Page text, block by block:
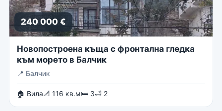
240 000 €
Новопостроена къща с фронтална гледка
към морето в Балчик
📍 Балчик
🏠 Вила📐 116 кв.м🛏 3🛁 2